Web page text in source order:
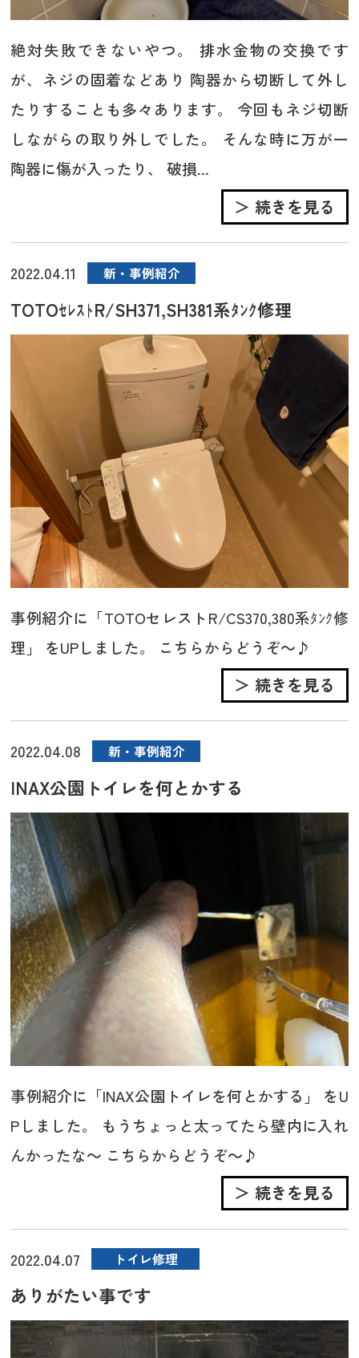
絶対失敗できないやつ。 排水金物の交換です
が、ネジの固着などあり 陶器から切断して外し
たりすることも多々あります。 今回もネジ切断
しながらの取り外しでした。 そんな時に万が一
陶器に傷が入ったり、 破損...
＞ 続きを見る
2022.04.11 新・事例紹介
TOTOｾﾚｽﾄR/SH371,SH381系ﾀﾝｸ修理
事例紹介に「TOTOセレストR/CS370,380系ﾀﾝｸ修
理」 をUPしました。 こちらからどうぞ～♪
＞ 続きを見る
2022.04.08 新・事例紹介
INAX公園トイレを何とかする
事例紹介に「INAX公園トイレを何とかする」 をU
Pしました。 もうちょっと太ってたら壁内に入れ
んかったな～ こちらからどうぞ～♪
＞ 続きを見る
2022.04.07 トイレ修理
ありがたい事です